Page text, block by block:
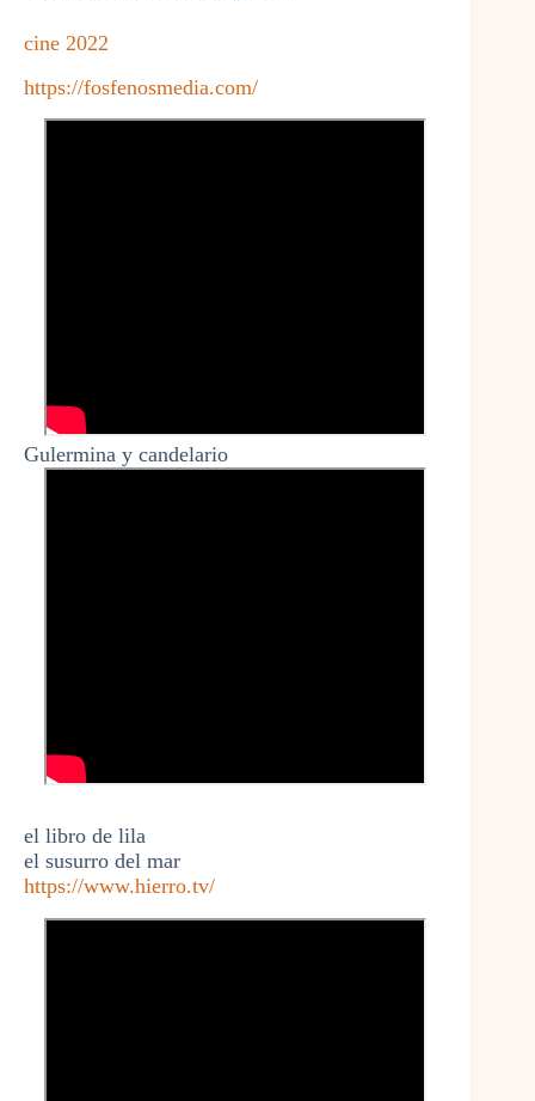
cine 2022
https://fosfenosmedia.com/
Gulermina y candelario
el libro de lila
el susurro del mar
https://www.hierro.tv/